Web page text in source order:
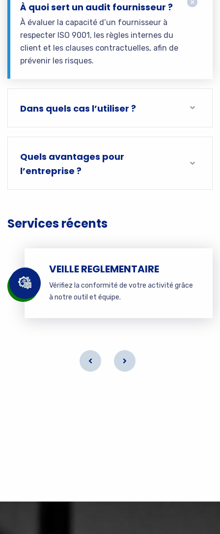
À quoi sert un audit fournisseur ?
À évaluer la capacité d’un fournisseur à
respecter ISO 9001, les règles internes du
client et les clauses contractuelles, afin de
prévenir les risques.
Dans quels cas l’utiliser ?
Quels avantages pour
l’entreprise ?
Services récents
VEILLE REGLEMENTAIRE
Vérifiez la conformité de votre activité grâce
à notre outil et équipe.